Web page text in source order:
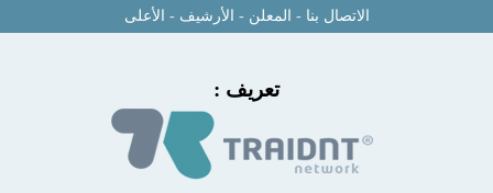
الاتصال بنا-المعلن-الأرشيف -الأعلى
تعريف :